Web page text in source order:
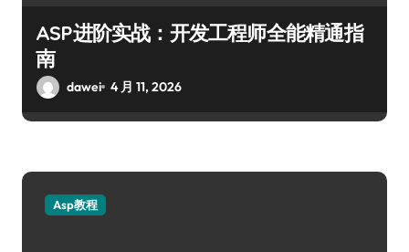
ASP进阶实战：开发工程师全能精通指
南
dawei 4 月 11, 2026
Asp教程